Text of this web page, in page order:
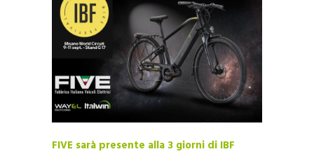
FIVE sarà presente alla 3 giorni di IBF